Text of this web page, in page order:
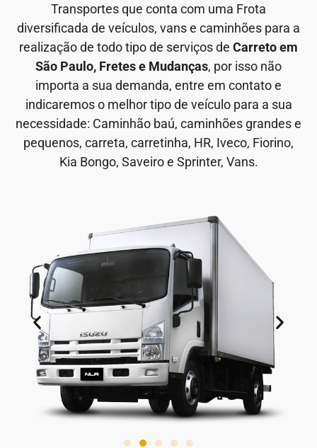
Transportes que conta com uma Frota
diversificada de veículos, vans e caminhões para a
realização de todo tipo de serviços de Carreto em
São Paulo, Fretes e Mudanças, por isso não
importa a sua demanda, entre em contato e
indicaremos o melhor tipo de veículo para a sua
necessidade: Caminhão baú, caminhões grandes e
pequenos, carreta, carretinha, HR, Iveco, Fiorino,
Kia Bongo, Saveiro e Sprinter, Vans.